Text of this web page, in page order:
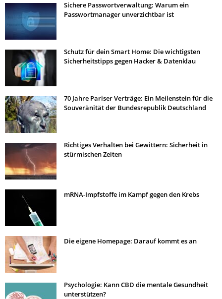
Sichere Passwortverwaltung: Warum ein
Passwortmanager unverzichtbar ist
Schutz für dein Smart Home: Die wichtigsten
Sicherheitstipps gegen Hacker & Datenklau
70 Jahre Pariser Verträge: Ein Meilenstein für die
Souveränität der Bundesrepublik Deutschland
Richtiges Verhalten bei Gewittern: Sicherheit in
stürmischen Zeiten
mRNA-Impfstoffe im Kampf gegen den Krebs
Die eigene Homepage: Darauf kommt es an
Psychologie: Kann CBD die mentale Gesundheit
unterstützen?